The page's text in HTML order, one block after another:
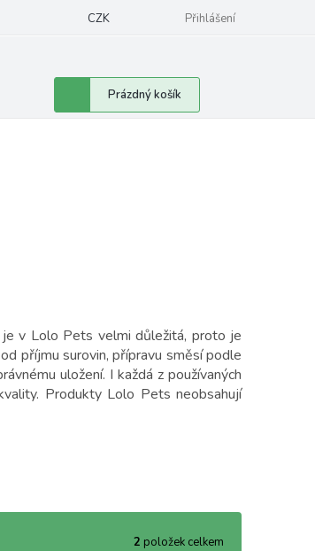
CZK Přihlášení
Nákupní
košík
Prázdný košík
v Lolo Pets velmi důležitá, proto je
příjmu surovin, přípravu směsí podle
uložení. I každá z používaných
Produkty Lolo Pets neobsahují
2 položek celkem